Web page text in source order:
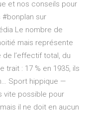
et nos conseils pour
sur
Le nombre de
mais représente
l’effectif total, du
trait : 17 % en 1935, ils
Sport hippique —
vite possible pour
il ne doit en aucun